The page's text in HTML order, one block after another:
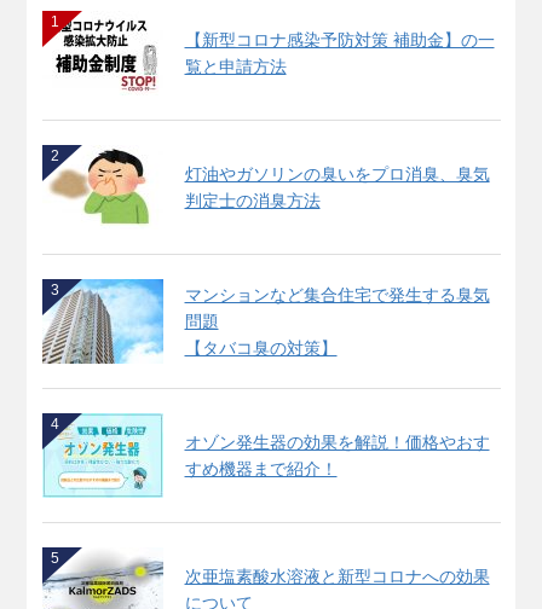
1
【新型コロナ感染予防対策 補助金】の一
覧と申請方法
2
灯油やガソリンの臭いをプロ消臭、臭気
判定士の消臭方法
3
マンションなど集合住宅で発生する臭気
問題
【タバコ臭の対策】
4
オゾン発生器の効果を解説！価格やおす
すめ機器まで紹介！
5
次亜塩素酸水溶液と新型コロナへの効果
について